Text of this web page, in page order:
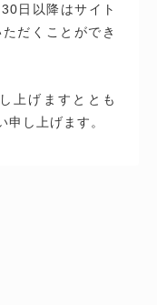
日以降はサイト
だくことができ
上げますととも
し上げます。